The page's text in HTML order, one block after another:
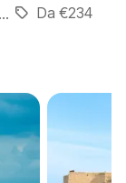
Disponibile: Ogni giorno
Da €234